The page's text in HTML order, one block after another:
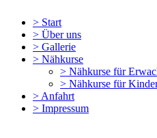
> Start
> Über uns
> Gallerie
> Nähkurse
> Nähkurse für
> Nähkurse für
> Anfahrt
> Impressum